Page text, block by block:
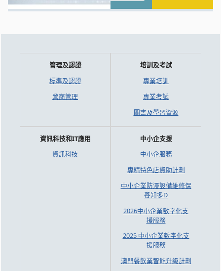
管理及認證
標準及認證
營商管理
培訓及考試
專業培訓
專業考試
圖書及學習資源
資訊科技和IT應用
資訊科技
中小企支援
中小企服務
專精特色店資助計劃
中小企業防浸設備維修保
養知多D
2026中小企業數字化支
援服務
2025 中小企業數字化支
援服務
澳門餐飲業智能升級計劃